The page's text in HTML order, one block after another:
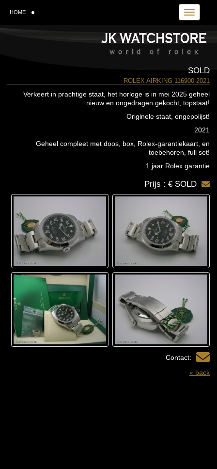
Toggle
HOME
SOLD
ROLEX AIRKING 116900 2021
Verkeert in prachtige staat, het horloge is in mei 2025 geheel
nieuw en ongedragen gekocht, topstaat!
Originele staat, ongepolijst!
2021
Geheel compleet met doos, box, Rolex-garantiekaart, en
toebehoren, full set!
1 jaar Rolex garantie
Prijs : € SOLD
Contact:
« back